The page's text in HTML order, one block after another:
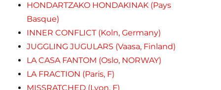
HONDARTZAKO HONDAKINAK (Pays
Basque)
INNER CONFLICT (Koln, Germany)
JUGGLING JUGULARS (Vaasa, Finland)
LA CASA FANTOM (Oslo, NORWAY)
LA FRACTION (Paris, F)
MISSRATCHED (Lyon, F)